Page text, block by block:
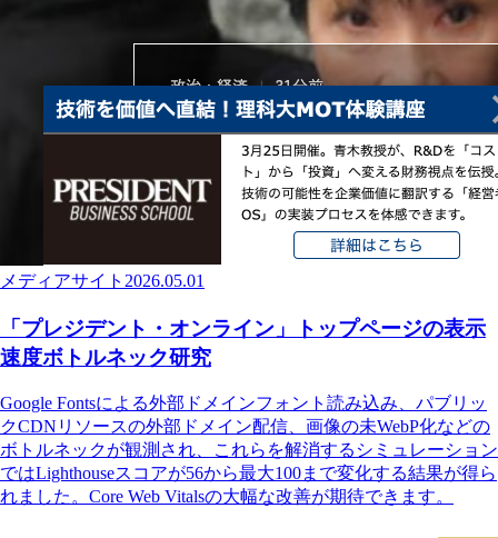
メディアサイト 2026.05.01
「プレジデント・オンライン」トップページの表示
速度ボトルネック研究
Google Fontsによる外部ドメインフォント読み込み、パブリッ
クCDNリソースの外部ドメイン配信、画像の未WebP化などの
ボトルネックが観測され、これらを解消するシミュレーション
ではLighthouseスコアが56から最大100まで変化する結果が得ら
れました。Core Web Vitalsの大幅な改善が期待できます。